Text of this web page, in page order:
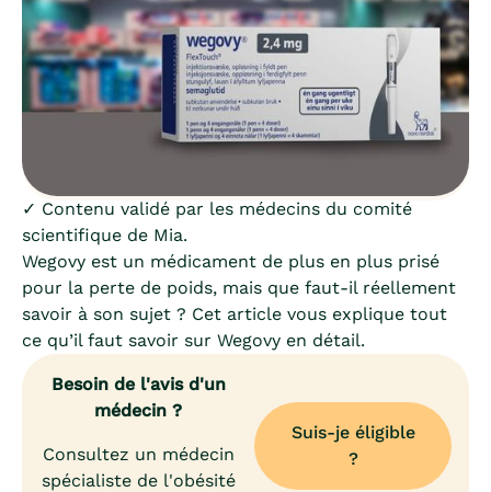
✓ Contenu validé par les médecins du comité
scientifique de Mia.
Wegovy est un médicament de plus en plus prisé
pour la perte de poids, mais que faut-il réellement
savoir à son sujet ? Cet article vous explique tout
ce qu’il faut savoir sur Wegovy en détail.
Besoin de l'avis d'un
médecin ?
Suis-je éligible
?
Consultez un médecin
spécialiste de l'obésité